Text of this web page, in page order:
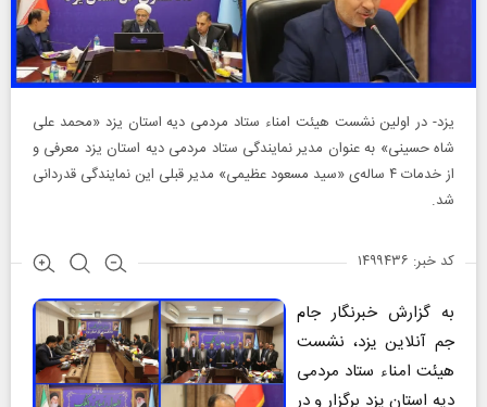
یزد- در اولین نشست هیئت امناء ستاد مردمی دیه استان یزد «محمد علی
شاه حسینی» به عنوان مدیر نمایندگی ستاد مردمی دیه استان یزد معرفی و
از خدمات ۴ ساله‌ی «سید مسعود عظیمی» مدیر قبلی این نمایندگی قدردانی
شد.
کد خبر: ۱۴۹۹۴۳۶
به گزارش خبرنگار جام
جم آنلاین یزد، نشست
هیئت امناء ستاد مردمی
دیه استان یزد برگزار و در